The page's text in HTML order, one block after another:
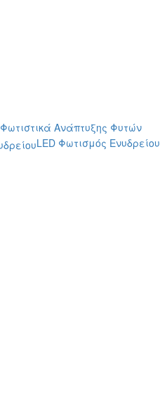
Φωτιστικά Ανάπτυξης Φυτών
LED Φωτισμός Ενυδρείου